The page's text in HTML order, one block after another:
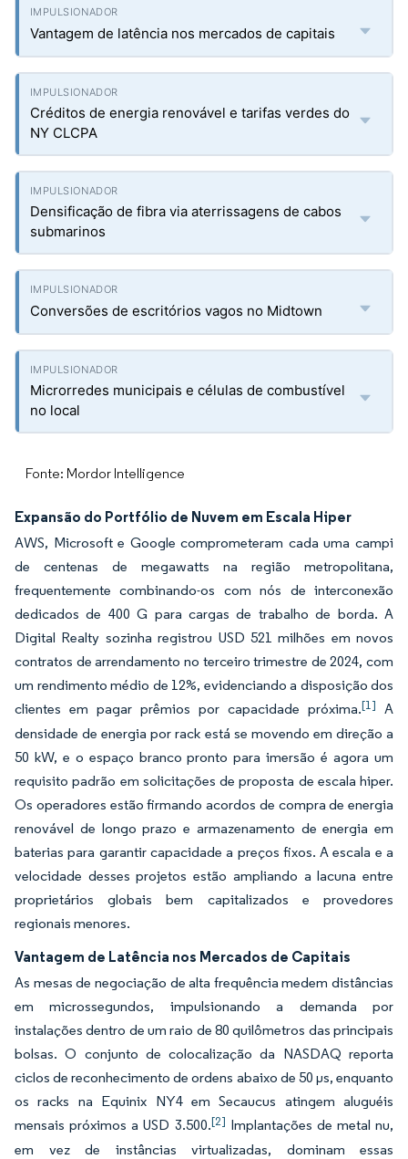
Vantagem de latência nos mercados de capitais
Créditos de energia renovável e tarifas verdes do
NY CLCPA
Densificação de fibra via aterrissagens de cabos
submarinos
Conversões de escritórios vagos no Midtown
Microrredes municipais e células de combustível
no local
Fonte: Mordor Intelligence
Expansão do Portfólio de Nuvem em Escala Hiper
AWS, Microsoft e Google comprometeram cada uma campi
de centenas de megawatts na região metropolitana,
frequentemente combinando-os com nós de interconexão
dedicados de 400 G para cargas de trabalho de borda. A
Digital Realty sozinha registrou USD 521 milhões em novos
contratos de arrendamento no terceiro trimestre de 2024, com
um rendimento médio de 12%, evidenciando a disposição dos
clientes em pagar prêmios por capacidade próxima.[1] A
densidade de energia por rack está se movendo em direção a
50 kW, e o espaço branco pronto para imersão é agora um
requisito padrão em solicitações de proposta de escala hiper.
Os operadores estão firmando acordos de compra de energia
renovável de longo prazo e armazenamento de energia em
baterias para garantir capacidade a preços fixos. A escala e a
velocidade desses projetos estão ampliando a lacuna entre
proprietários globais bem capitalizados e provedores
regionais menores.
Vantagem de Latência nos Mercados de Capitais
As mesas de negociação de alta frequência medem distâncias
em microssegundos, impulsionando a demanda por
instalações dentro de um raio de 80 quilômetros das principais
bolsas. O conjunto de colocalização da NASDAQ reporta
ciclos de reconhecimento de ordens abaixo de 50 μs, enquanto
os racks na Equinix NY4 em Secaucus atingem aluguéis
mensais próximos a USD 3.500.[2] Implantações de metal nu,
em vez de instâncias virtualizadas, dominam essas